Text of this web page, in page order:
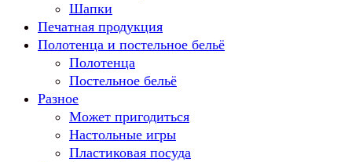
Шапки
Печатная продукция
Полотенца и постельное бельё
Полотенца
Постельное бельё
Разное
Может пригодиться
Настольные игры
Пластиковая посуда